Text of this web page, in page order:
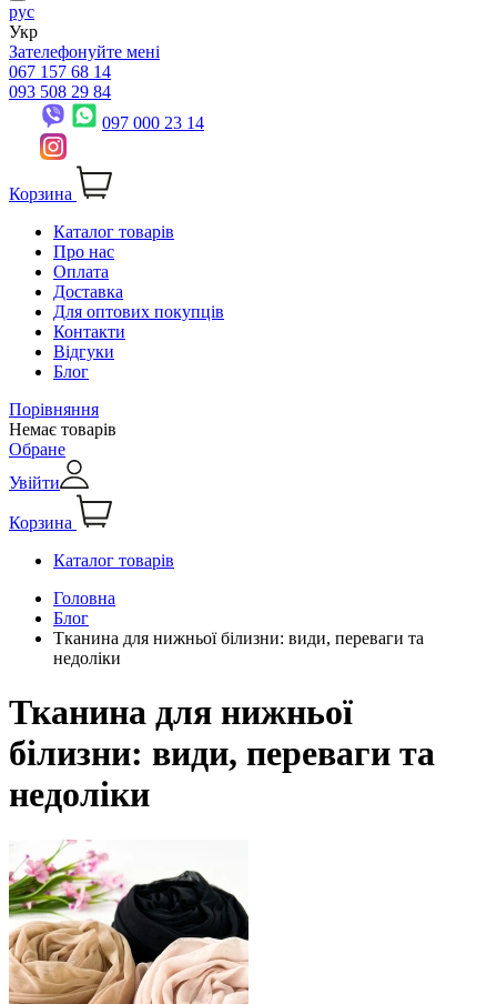
рус
Укр
Зателефонуйте мені
067 157 68 14
093 508 29 84
097 000 23 14
Корзина
Каталог товарів
Про нас
Оплата
Доставка
Для оптових покупців
Контакти
Відгуки
Блог
Порівняння
Немає товарів
Обране
Увійти
Корзина
Каталог товарів
Головна
Блог
Тканина для нижньої білизни: види, переваги та
недоліки
Тканина для нижньої
білизни: види, переваги та
недоліки